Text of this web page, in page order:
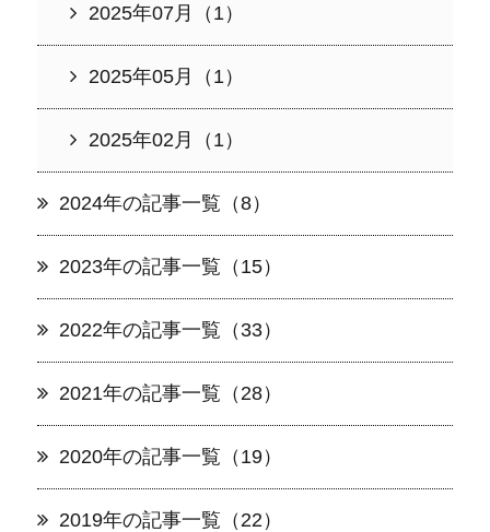
2025年07月（1）
2025年05月（1）
2025年02月（1）
2024年の記事一覧（8）
2023年の記事一覧（15）
2022年の記事一覧（33）
2021年の記事一覧（28）
2020年の記事一覧（19）
2019年の記事一覧（22）